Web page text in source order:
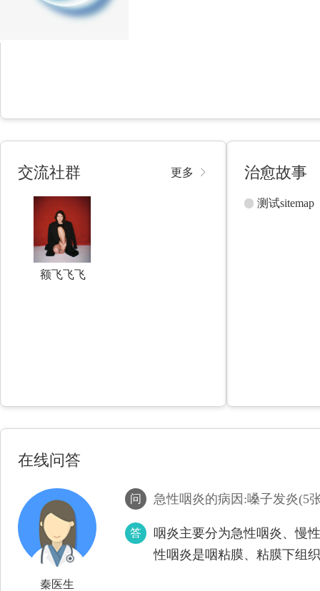
交流社群 更多
额飞飞飞
治愈故事
测试sitemap
在线问答
秦医生
问
答
咽炎主要分为急性咽炎、慢
性咽炎是咽粘膜、粘膜下组